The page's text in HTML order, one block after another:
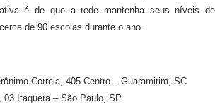
é de que a rede mantenha seus níveis de
de 90 escolas durante o ano.
Correia, 405 Centro – Guaramirim, SC
Itaquera – São Paulo, SP